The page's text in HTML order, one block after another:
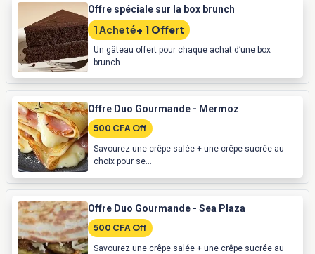
Offre spéciale sur la box brunch
1 Acheté+ 1 Offert
Un gâteau offert pour chaque achat d’une box
brunch.
Offre Duo Gourmande - Mermoz
500 CFA Off
Savourez une crêpe salée + une crêpe sucrée au
choix pour se...
Offre Duo Gourmande - Sea Plaza
500 CFA Off
Savourez une crêpe salée + une crêpe sucrée au